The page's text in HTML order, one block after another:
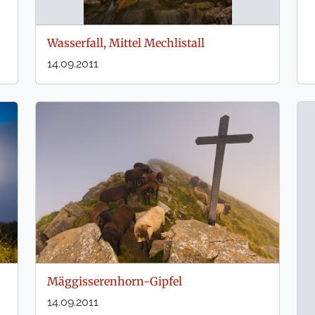
Wasserfall, Mittel Mechlistall
14.09.2011
Mäggisserenhorn-Gipfel
14.09.2011